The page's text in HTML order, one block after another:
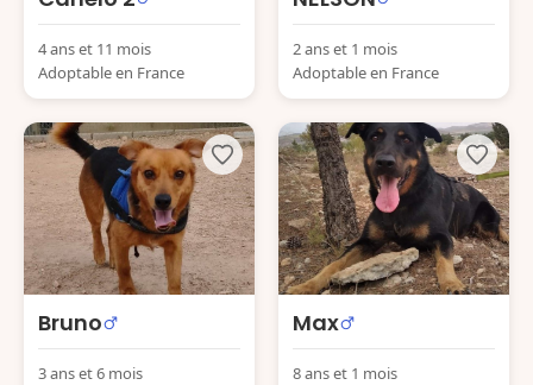
4 ans et 11 mois
Adoptable en France
2 ans et 1 mois
Adoptable en France
Bruno
3 ans et 6 mois
Max
8 ans et 1 mois